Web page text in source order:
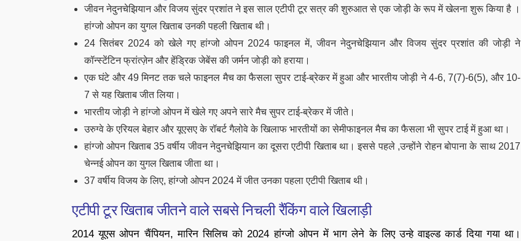
जीवन नेदुनचेझियान और विजय सुंदर प्रशांत ने इस साल एटीपी टूर सत्र की शुरुआत से एक जोड़ी के रूप में खेलना शुरू किया है ।
हांग्जो ओपन का युगल खिताब उनकी पहली खिताब थी।
24 सितंबर 2024 को खेले गए हांग्जो ओपन 2024 फाइनल में, जीवन नेदुनचेझियान और विजय सुंदर प्रशांत की जोड़ी ने
कॉन्स्टेंटिन फ्रांत्ज़ेन और हेंड्रिक जेबेंस की जर्मन जोड़ी को हराया।
एक घंटे और 49 मिनट तक चले फाइनल मैच का फैसला सुपर टाई-ब्रेकर में हुआ और भारतीय जोड़ी ने 4-6, 7(7)-6(5), और 10-
7 से यह खिताब जीत लिया।
भारतीय जोड़ी ने हांग्जो ओपन में खेले गए अपने सारे मैच सुपर टाई-ब्रेकर में जीते।
उरुग्वे के एरियल बेहार और यूएसए के रॉबर्ट गैलोवे के खिलाफ भारतीयों का सेमीफाइनल मैच का फैसला भी सुपर टाई में हुआ था।
हांग्जो ओपन खिताब 35 वर्षीय जीवन नेदुनचेझियान का दूसरा एटीपी खिताब था। इससे पहले ,उन्होंने रोहन बोपाना के साथ 2017
चेन्नई ओपन का युगल खिताब जीता था।
37 वर्षीय विजय के लिए, हांग्जो ओपन 2024 में जीत उनका पहला एटीपी खिताब थी।
एटीपी टूर खिताब जीतने वाले सबसे निचली रैंकिंग वाले खिलाड़ी
2014 यूएस ओपन चैंपियन, मारिन सिलिच को 2024 हांग्जो ओपन में भाग लेने के लिए उन्हे वाइल्ड कार्ड दिया गया था।